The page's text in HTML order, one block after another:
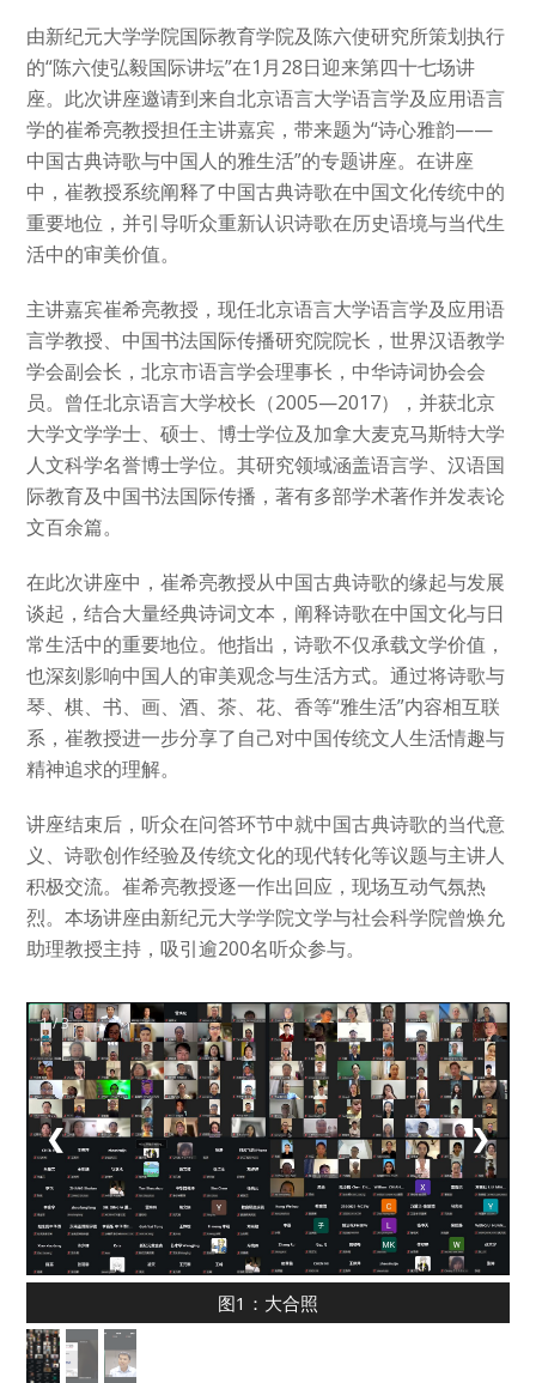
由新纪元大学学院国际教育学院及陈六使研究所策划执行
的“陈六使弘毅国际讲坛”在1月28日迎来第四十七场讲
座。此次讲座邀请到来自北京语言大学语言学及应用语言
学的崔希亮教授担任主讲嘉宾，带来题为“诗心雅韵——
中国古典诗歌与中国人的雅生活”的专题讲座。在讲座
中，崔教授系统阐释了中国古典诗歌在中国文化传统中的
重要地位，并引导听众重新认识诗歌在历史语境与当代生
活中的审美价值。
主讲嘉宾崔希亮教授，现任北京语言大学语言学及应用语
言学教授、中国书法国际传播研究院院长，世界汉语教学
学会副会长，北京市语言学会理事长，中华诗词协会会
员。曾任北京语言大学校长（2005—2017），并获北京
大学文学学士、硕士、博士学位及加拿大麦克马斯特大学
人文科学名誉博士学位。其研究领域涵盖语言学、汉语国
际教育及中国书法国际传播，著有多部学术著作并发表论
文百余篇。
在此次讲座中，崔希亮教授从中国古典诗歌的缘起与发展
谈起，结合大量经典诗词文本，阐释诗歌在中国文化与日
常生活中的重要地位。他指出，诗歌不仅承载文学价值，
也深刻影响中国人的审美观念与生活方式。通过将诗歌与
琴、棋、书、画、酒、茶、花、香等“雅生活”内容相互联
系，崔教授进一步分享了自己对中国传统文人生活情趣与
精神追求的理解。
讲座结束后，听众在问答环节中就中国古典诗歌的当代意
义、诗歌创作经验及传统文化的现代转化等议题与主讲人
积极交流。崔希亮教授逐一作出回应，现场互动气氛热
烈。本场讲座由新纪元大学学院文学与社会科学院曾焕允
助理教授主持，吸引逾200名听众参与。
1 / 3
❮ ❯
图1：大合照